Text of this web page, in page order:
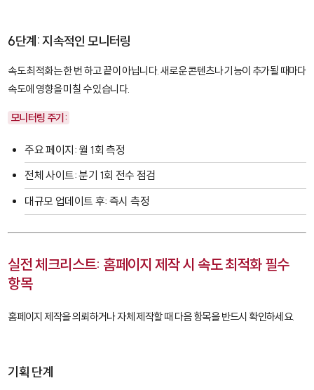
6단계: 지속적인 모니터링
속도 최적화는 한 번 하고 끝이 아닙니다. 새로운 콘텐츠나 기능이 추가될 때마다
속도에 영향을 미칠 수 있습니다.
모니터링 주기:
주요 페이지: 월 1회 측정
전체 사이트: 분기 1회 전수 점검
대규모 업데이트 후: 즉시 측정
실전 체크리스트: 홈페이지 제작 시 속도 최적화 필수
항목
홈페이지 제작을 의뢰하거나 자체 제작할 때 다음 항목을 반드시 확인하세요.
기획 단계